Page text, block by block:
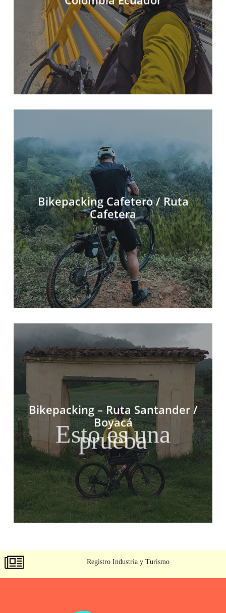
Bikepacking Cafetero / Ruta
Cafetera
Bikepacking – Ruta Santander /
Boyacá
Esto es una
prueba
Registro Industria y Turismo